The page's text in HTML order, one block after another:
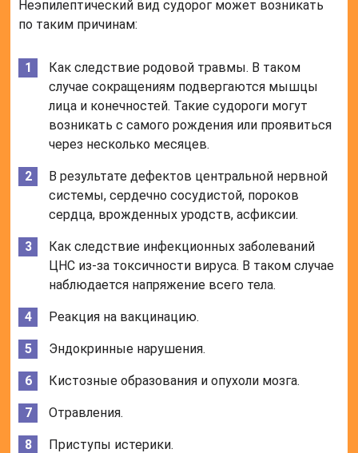
Неэпилептический вид судорог может возникать
по таким причинам:
Как следствие родовой травмы. В таком
случае сокращениям подвергаются мышцы
лица и конечностей. Такие судороги могут
возникать с самого рождения или проявиться
через несколько месяцев.
В результате дефектов центральной нервной
системы, сердечно сосудистой, пороков
сердца, врожденных уродств, асфиксии.
Как следствие инфекционных заболеваний
ЦНС из-за токсичности вируса. В таком случае
наблюдается напряжение всего тела.
Реакция на вакцинацию.
Эндокринные нарушения.
Кистозные образования и опухоли мозга.
Отравления.
Приступы истерики.